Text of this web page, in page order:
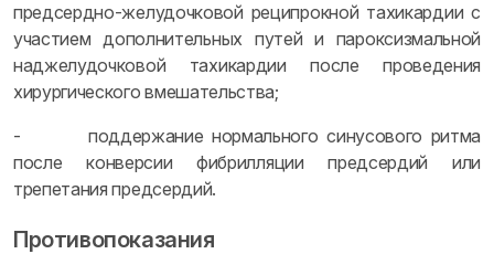
предсердно-желудочковой реципрокной тахикардии с
участием дополнительных путей и пароксизмальной
наджелудочковой тахикардии после проведения
хирургического вмешательства;
- поддержание нормального синусового ритма
после конверсии фибрилляции предсердий или
трепетания предсердий.
Противопоказания